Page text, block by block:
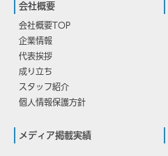
会社概要
会社概要TOP
企業情報
代表挨拶
成り立ち
スタッフ紹介
個人情報保護方針
メディア掲載実績